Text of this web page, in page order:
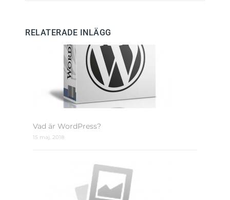
RELATERADE INLÄGG
Vad är WordPress?
15 maj, 2018